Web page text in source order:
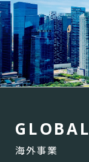
G LOBAL
海外事業